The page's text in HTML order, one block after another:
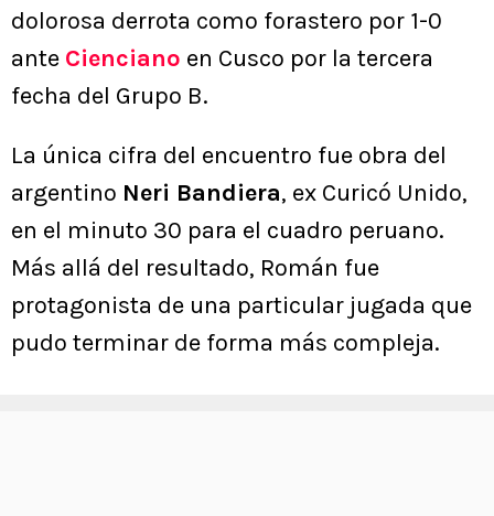
dolorosa derrota como forastero por 1-0
ante Cienciano en Cusco por la tercera
fecha del Grupo B.
La única cifra del encuentro fue obra del
argentino Neri Bandiera, ex Curicó Unido,
en el minuto 30 para el cuadro peruano.
Más allá del resultado, Román fue
protagonista de una particular jugada que
pudo terminar de forma más compleja.